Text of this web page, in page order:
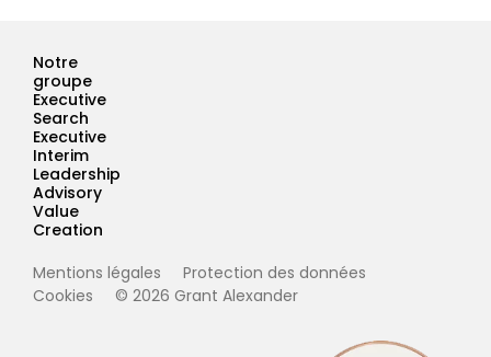
Notre
groupe
Executive
Search
Executive
Interim
Leadership
Advisory
Value
Creation
Mentions légales
Protection des données
Cookies
© 2026 Grant Alexander